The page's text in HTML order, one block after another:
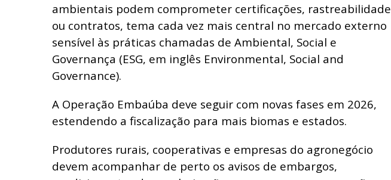
ambientais podem comprometer certificações, rastreabilidade
ou contratos, tema cada vez mais central no mercado externo
sensível às práticas chamadas de Ambiental, Social e
Governança (ESG, em inglês Environmental, Social and
Governance).
A Operação Embaúba deve seguir com novas fases em 2026,
estendendo a fiscalização para mais biomas e estados.
Produtores rurais, cooperativas e empresas do agronegócio
devem acompanhar de perto os avisos de embargos,